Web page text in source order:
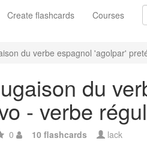
Create flashcards Courses
du verbe espagnol 'agolpar'
du
- verbe
0 10 flashcards lack